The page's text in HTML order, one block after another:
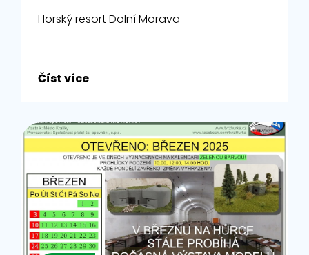
Horský resort Dolní Morava
Číst více